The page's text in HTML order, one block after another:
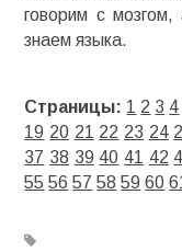
говорим с
знаем языка.
Страницы: 1 2 3 4
19 20 21 22 23 24
37 38 39 40 41 42
55 56 57 58 59 60 61